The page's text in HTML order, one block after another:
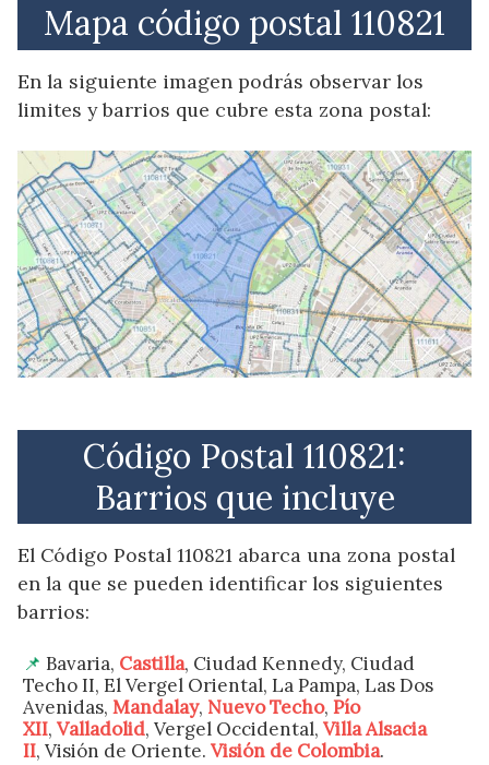
Mapa código postal 110821
En la siguiente imagen podrás observar los
limites y barrios que cubre esta zona postal:
Código Postal 110821:
Barrios que incluye
El Código Postal 110821 abarca una zona postal
en la que se pueden identificar los siguientes
barrios:
Bavaria, Castilla, Ciudad Kennedy, Ciudad
Techo II, El Vergel Oriental, La Pampa, Las Dos
Avenidas, Mandalay, Nuevo Techo, Pío
XII, Valladolid, Vergel Occidental, Villa Alsacia
II, Visión de Oriente. Visión de Colombia.